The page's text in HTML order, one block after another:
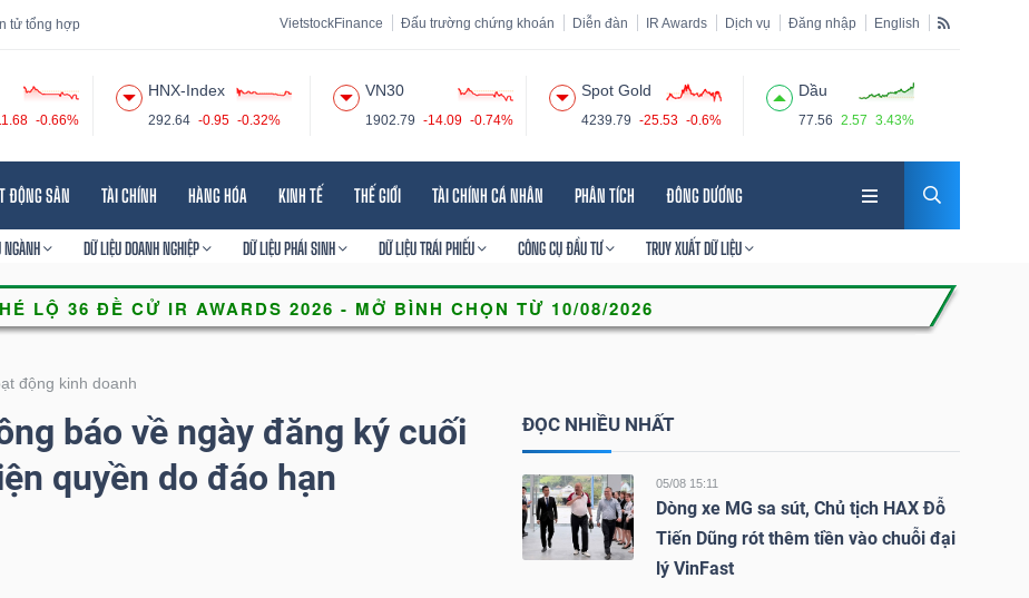
tử tổng hợp VietstockFinance Đấu trường chứng khoán Diễn đàn IR Awards Dịch vụ Đăng nhập English
-0.66%
HNX-Index
292.64 -0.95 -0.32%
VN30
1902.79 -14.09 -0.74%
Spot Gold
4239.79 -25.53 -0.6%
Dầu
77.56 2.57 3.43%
ĐỘNG SẢN TÀI CHÍNH HÀNG HÓA KINH TẾ THẾ GIỚI TÀI CHÍNH CÁ NHÂN PHÂN TÍCH ĐÔNG DƯƠNG
NGÀNH DỮ LIỆU DOANH NGHIỆP DỮ LIỆU PHÁI SINH DỮ LIỆU TRÁI PHIẾU CÔNG CỤ ĐẦU TƯ TRUY XUẤT DỮ LIỆU
động kinh doanh
báo về ngày đăng ký cuối
quyền do đáo hạn
ĐỌC NHIỀU NHẤT
05/08 15:11
Dòng xe MG sa sút, Chủ tịch HAX Đỗ
Tiến Dũng rót thêm tiền vào chuỗi đại
lý VinFast